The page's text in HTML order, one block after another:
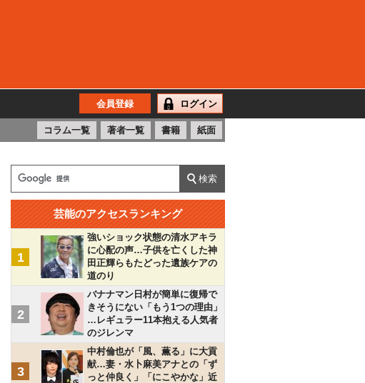
会員登録 ログイン
コラム一覧 著者一覧 書籍 紙面
芸能のアクセスランキング
1
強いショック状態の清水アキラ
に心配の声…子供を亡くした神
田正輝らもたどった遺族ケアの
道のり
2
バナナマン日村が簡単に復帰で
きそうにない「もう1つの理由」
…レギュラー11本抱える人気者
のジレンマ
3
中村倫也が「風、薫る」に大貢
献…妻・水卜麻美アナとの「ず
っと仲良く」「にこやかな」近